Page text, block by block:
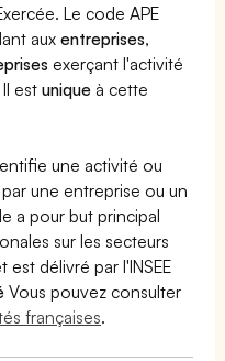
Le code APE
auxentreprises,
exerçant l'activité
Il estunique à cette
une activité ou
une entreprise ou un
a pour but principal
sur les secteurs
délivré par l'INSEE
Vous pouvez consulter
françaises.